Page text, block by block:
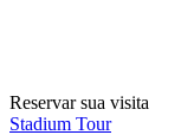
Reservar sua visita
Stadium Tour